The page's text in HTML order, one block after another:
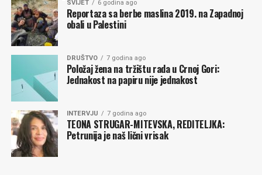
SVIJET 6 godina ago
Reportaza sa berbe maslina 2019. na Zapadnoj
obali u Palestini
DRUŠTVO 7 godina ago
Položaj žena na tržištu rada u Crnoj Gori:
Jednakost na papiru nije jednakost
INTERVJU 7 godina ago
TEONA STRUGAR-MITEVSKA, REDITELJKA:
Petrunija je naš lični vrisak